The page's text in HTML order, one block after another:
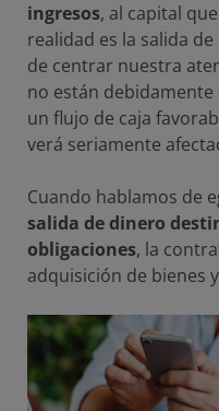
ingresos, al capital
realidad es la salida
de centrar nuestra
no están
un flujo de caja
verá seriamente
Cuando hablamos de
salida de dinero
obligaciones, la
adquisición de bienes